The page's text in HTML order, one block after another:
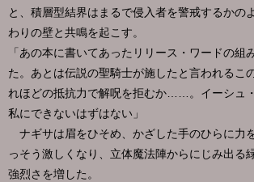
と、積層型結界はまるで侵入者を警戒するかの
わりの壁と共鳴を起こす。
「あの本に書いてあったリリース・ワードの組
た。あとは伝説の聖騎士が施したと言われるこ
れほどの抵抗力で解呪を拒むか……。イーシュ・
私にできないはずはない」
ナギサは眉をひそめ、かざした手のひらに力
っそう激しくなり、立体魔法陣からにじみ出る
強烈さを増した。